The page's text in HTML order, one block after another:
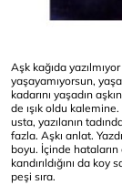
Aşk kağıda
yaşayamıyorsun,
kadarını yaşadın
de ışık oldu
usta, yazılanın
fazla. Aşkı anlat.
boyu. İçinde hataların
kandırıldığını da
peşi sıra.